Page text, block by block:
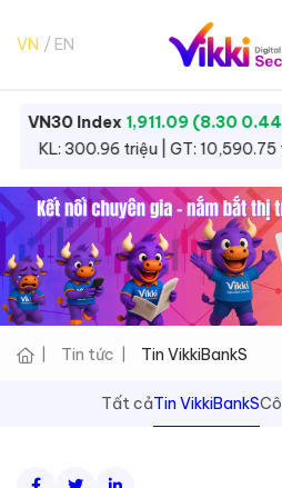
VN EN
VN30 Index 1,911.09 (8.30
KL: 300.96 triệu | GT: 10,590.75
Tin tức Tin VikkiBankS
Tất cảTin VikkiBankS